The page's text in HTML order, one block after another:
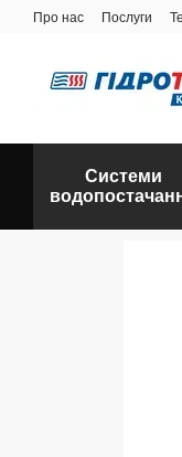
Перейти до
Про нас Послуги
Системи